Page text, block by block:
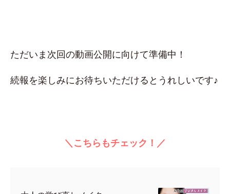
ただいま次回の動画公開に向けて準備中！
続報を楽しみにお待ちいただけるとうれしいです♪
＼こちらもチェック！／